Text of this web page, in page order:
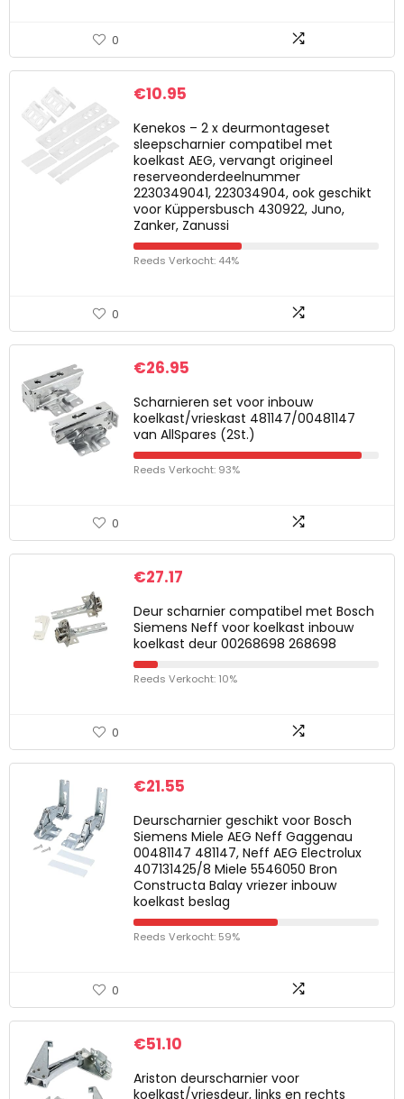
0
€10.95
Kenekos – 2 x deurmontageset
sleepscharnier compatibel met
koelkast AEG, vervangt origineel
reserveonderdeelnummer
2230349041, 223034904, ook geschikt
voor Küppersbusch 430922, Juno,
Zanker, Zanussi
Reeds Verkocht: 44%
0
€26.95
Scharnieren set voor inbouw
koelkast/vrieskast 481147/00481147
van AllSpares (2St.)
Reeds Verkocht: 93%
0
€27.17
Deur scharnier compatibel met Bosch
Siemens Neff voor koelkast inbouw
koelkast deur 00268698 268698
Reeds Verkocht: 10%
0
€21.55
Deurscharnier geschikt voor Bosch
Siemens Miele AEG Neff Gaggenau
00481147 481147, Neff AEG Electrolux
407131425/8 Miele 5546050 Bron
Constructa Balay vriezer inbouw
koelkast beslag
Reeds Verkocht: 59%
0
€51.10
Ariston deurscharnier voor
koelkast/vriesdeur, links en rechts